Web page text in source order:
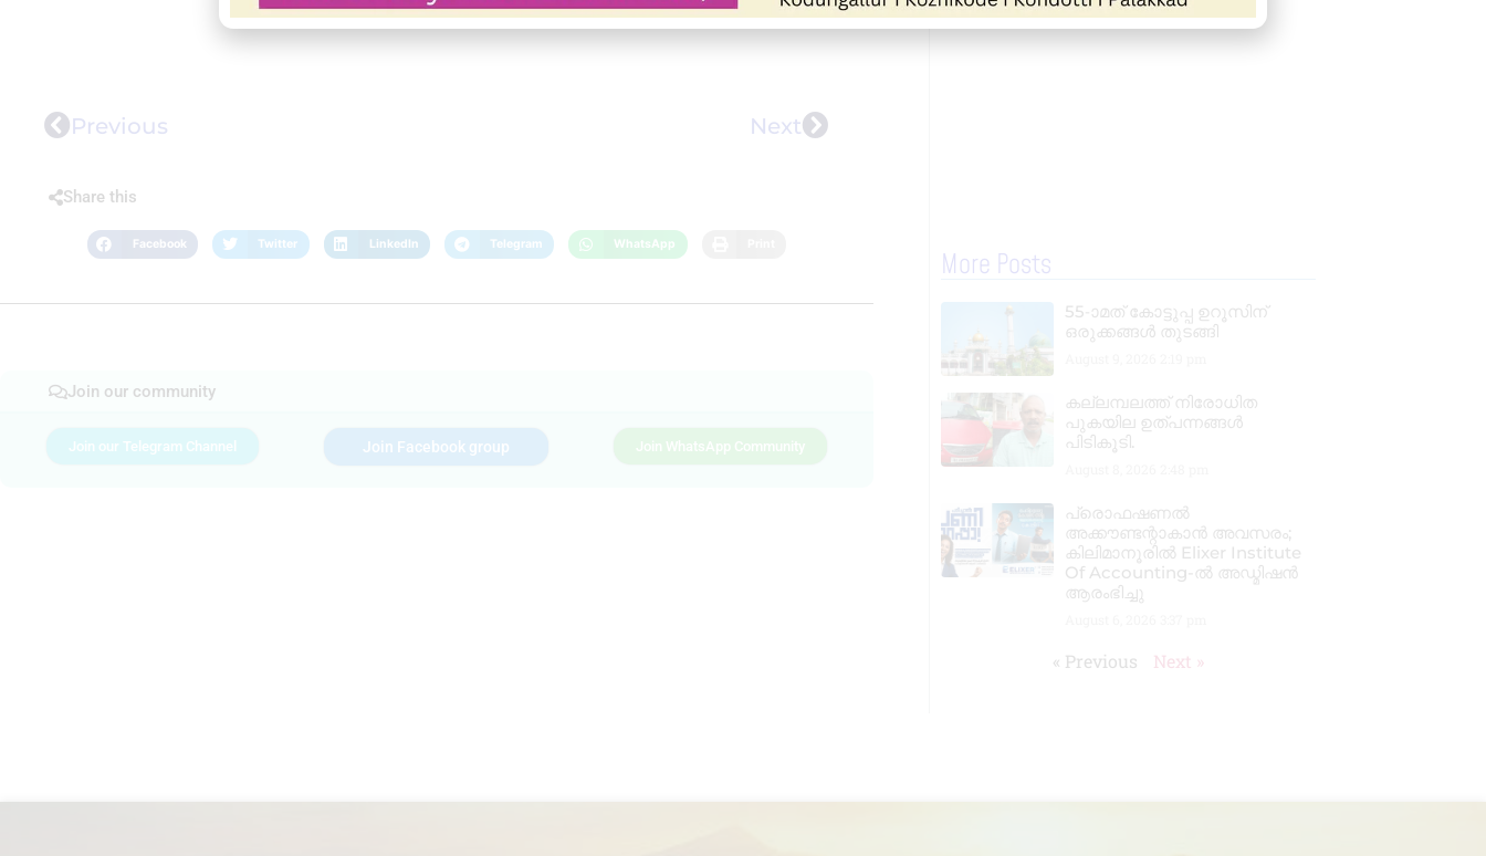
Previous Next
Share this
Facebook Twitter LinkedIn Telegram WhatsApp
Join our community
Join our Telegram Channel Join Facebook group Join WhatsApp Community
More Posts
55-ാമത് കോട്ടുപ്പ ഉറൂസിന്
ഒരുക്കങ്ങൾ തുടങ്ങി
കല്ലമ്പലത്ത് നിരോധിത
പുകയില ഉത്പന്നങ്ങൾ
പിടികൂടി.
പ്രൊഫഷണൽ
അക്കൗണ്ടന്റാകാൻ അവസരം;
കിലിമാനൂരിൽ Elixer Institute
Of Accounting-ൽ അഡ്മിഷൻ
ആരംഭിച്ചു
« Previous Next »